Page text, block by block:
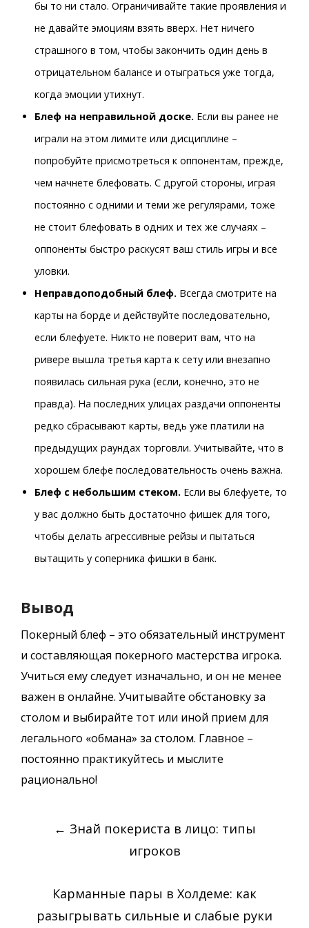
бы то ни стало. Ограничивайте такие проявления и
не давайте эмоциям взять вверх. Нет ничего
страшного в том, чтобы закончить один день в
отрицательном балансе и отыграться уже тогда,
когда эмоции утихнут.
Блеф на неправильной доске. Если вы ранее не
играли на этом лимите или дисциплине –
попробуйте присмотреться к оппонентам, прежде,
чем начнете блефовать. С другой стороны, играя
постоянно с одними и теми же регулярами, тоже
не стоит блефовать в одних и тех же случаях –
оппоненты быстро раскусят ваш стиль игры и все
уловки.
Неправдоподобный блеф. Всегда смотрите на
карты на борде и действуйте последовательно,
если блефуете. Никто не поверит вам, что на
ривере вышла третья карта к сету или внезапно
появилась сильная рука (если, конечно, это не
правда). На последних улицах раздачи оппоненты
редко сбрасывают карты, ведь уже платили на
предыдущих раундах торговли. Учитывайте, что в
хорошем блефе последовательность очень важна.
Блеф с небольшим стеком. Если вы блефуете, то
у вас должно быть достаточно фишек для того,
чтобы делать агрессивные рейзы и пытаться
вытащить у соперника фишки в банк.
Вывод
Покерный блеф – это обязательный инструмент
и составляющая покерного мастерства игрока.
Учиться ему следует изначально, и он не менее
важен в онлайне. Учитывайте обстановку за
столом и выбирайте тот или иной прием для
легального «обмана» за столом. Главное –
постоянно практикуйтесь и мыслите
рационально!
Post
navigation
← Знай покериста в лицо: типы
игроков
Карманные пары в Холдеме: как
разыгрывать сильные и слабые руки